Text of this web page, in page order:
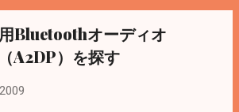
は こちら から。 iPod touchをUSBで接
てドラッグ＆ドロップすれば終了。ま
てアップロードできるので、主にこっ
使用中。 あと試したアプリは「
」。￥230 ファイル転送はFTP
ポートするやり方は分かったのでメ
携帯の電話帳は ドコモケータイ
を使ってエクスポートする。 ファ
ル→エクスポート→CSVから 出力した電
をそのまま取り込もうとしたら名前や
Bluetoothオーディオ
A2DP）を探す